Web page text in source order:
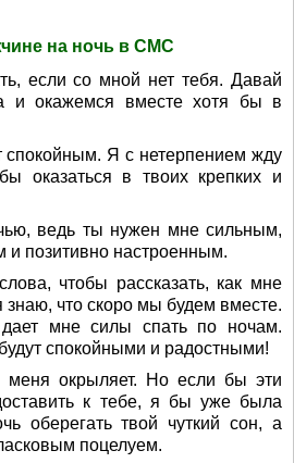
на ночь в СМС
если со мной нет тебя. Давай
и окажемся вместе хотя бы в
спокойным. Я с нетерпением жду
оказаться в твоих крепких и
ведь ты нужен мне сильным,
и позитивно настроенным.
чтобы рассказать, как мне
знаю, что скоро мы будем вместе.
мне силы спать по ночам.
спокойными и радостными!
окрыляет. Но если бы эти
к тебе, я бы уже была
оберегать твой чуткий сон, а
поцелуем.